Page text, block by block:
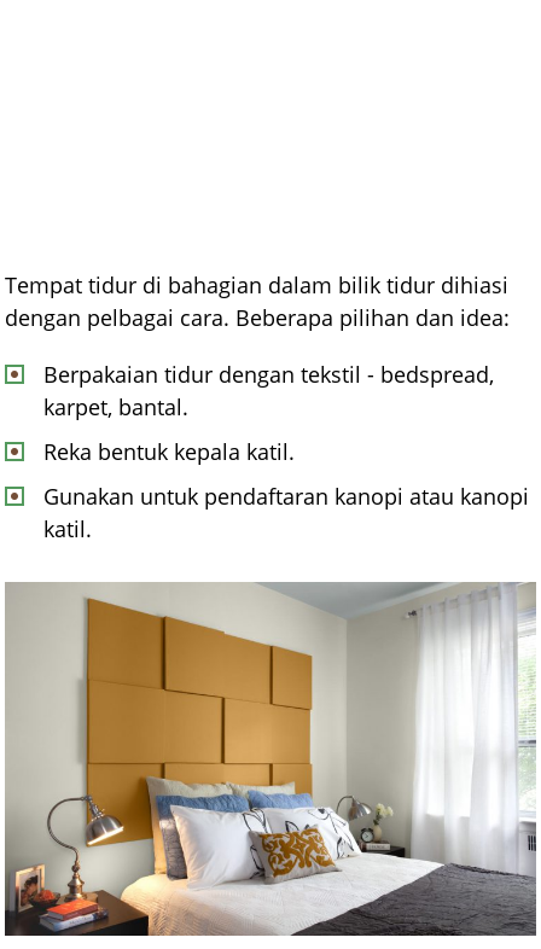
Tempat tidur di bahagian dalam bilik tidur dihiasi
dengan pelbagai cara. Beberapa pilihan dan idea:
Berpakaian tidur dengan tekstil - bedspread,
karpet, bantal.
Reka bentuk kepala katil.
Gunakan untuk pendaftaran kanopi atau kanopi
katil.